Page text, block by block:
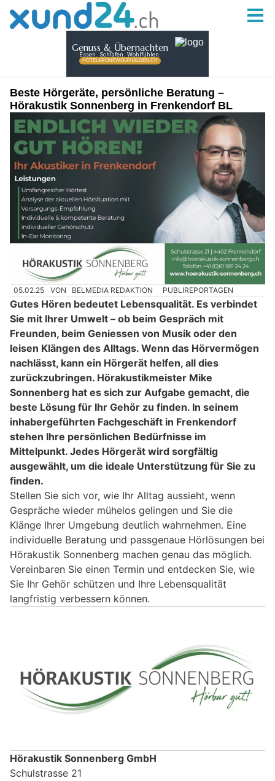
Beste Hörgeräte, persönliche Beratung –
Hörakustik Sonnenberg in Frenkendorf BL
05.02.25 VON BELMEDIA REDAKTION PUBLIREPORTAGEN
Gutes Hören bedeutet Lebensqualität. Es verbindet
Sie mit Ihrer Umwelt – ob beim Gespräch mit
Freunden, beim Geniessen von Musik oder den
leisen Klängen des Alltags. Wenn das Hörvermögen
nachlässt, kann ein Hörgerät helfen, all dies
zurückzubringen. Hörakustikmeister Mike
Sonnenberg hat es sich zur Aufgabe gemacht, die
beste Lösung für Ihr Gehör zu finden. In seinem
inhabergeführten Fachgeschäft in Frenkendorf
stehen Ihre persönlichen Bedürfnisse im
Mittelpunkt. Jedes Hörgerät wird sorgfältig
ausgewählt, um die ideale Unterstützung für Sie zu
finden.
Stellen Sie sich vor, wie Ihr Alltag aussieht, wenn
Gespräche wieder mühelos gelingen und Sie die
Klänge Ihrer Umgebung deutlich wahrnehmen. Eine
individuelle Beratung und passgenaue Hörlösungen bei
Hörakustik Sonnenberg machen genau das möglich.
Vereinbaren Sie einen Termin und entdecken Sie, wie
Sie Ihr Gehör schützen und Ihre Lebensqualität
langfristig verbessern können.
Hörakustik Sonnenberg GmbH
Schulstrasse 21